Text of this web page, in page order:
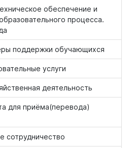
обеспечение и
процесса.
поддержки обучающихся
услуги
деятельность
для приёма(перевода)
сотрудничество